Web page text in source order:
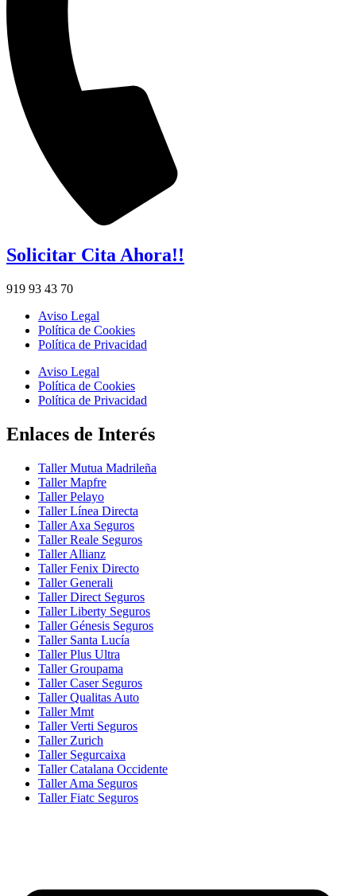
Solicitar Cita Ahora!!
919 93 43 70
Aviso Legal
Política de Cookies
Política de Privacidad
Aviso Legal
Política de Cookies
Política de Privacidad
Enlaces de Interés
Taller Mutua Madrileña
Taller Mapfre
Taller Pelayo
Taller Línea Directa
Taller Axa Seguros
Taller Reale Seguros
Taller Allianz
Taller Fenix Directo
Taller Generali
Taller Direct Seguros
Taller Liberty Seguros
Taller Génesis Seguros
Taller Santa Lucía
Taller Plus Ultra
Taller Groupama
Taller Caser Seguros
Taller Qualitas Auto
Taller Mmt
Taller Verti Seguros
Taller Zurich
Taller Segurcaixa
Taller Catalana Occidente
Taller Ama Seguros
Taller Fiatc Seguros